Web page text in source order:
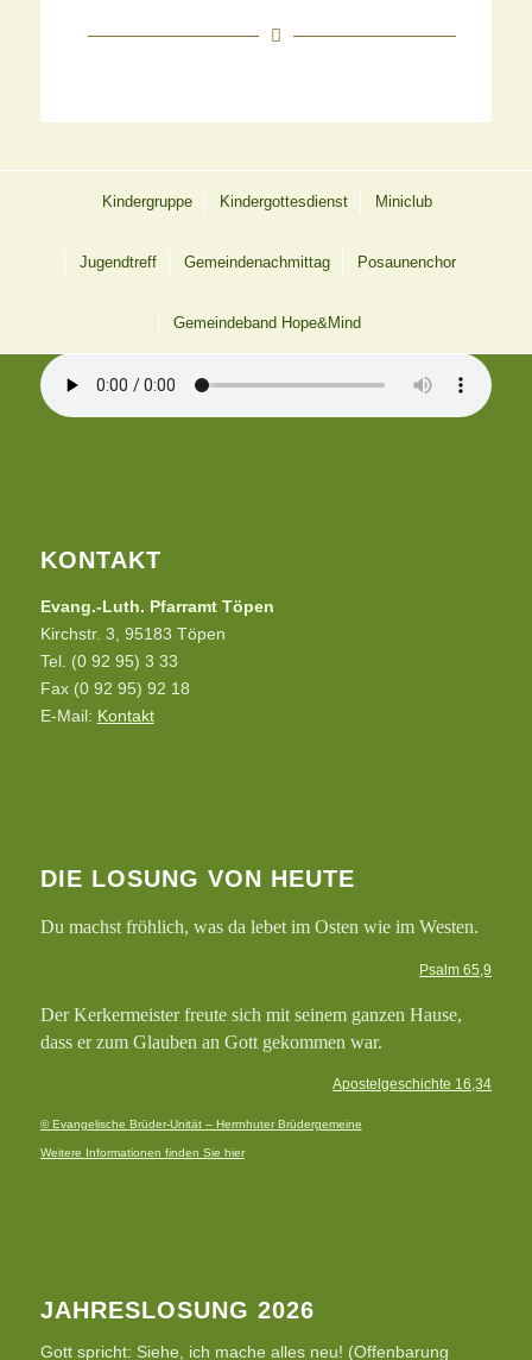
Kindergruppe Kindergottesdienst Miniclub
Jugendtreff Gemeindenachmittag Posaunenchor
Gemeindeband Hope&Mind
12 UHR LÄUTEN AUS TÖPEN
KONTAKT
Evang.-Luth. Pfarramt Töpen
Kirchstr. 3, 95183 Töpen
Tel. (0 92 95) 3 33
Fax (0 92 95) 92 18
E-Mail: Kontakt
DIE LOSUNG VON HEUTE
Du machst fröhlich, was da lebet im Osten wie im Westen.
Psalm 65,9
Der Kerkermeister freute sich mit seinem ganzen Hause,
dass er zum Glauben an Gott gekommen war.
Apostelgeschichte 16,34
© Evangelische Brüder-Unität – Herrnhuter Brüdergemeine
Weitere Informationen finden Sie hier
JAHRESLOSUNG 2026
Gott spricht: Siehe, ich mache alles neu! (Offenbarung